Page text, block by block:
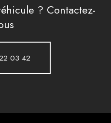
? Contactez-
03 42